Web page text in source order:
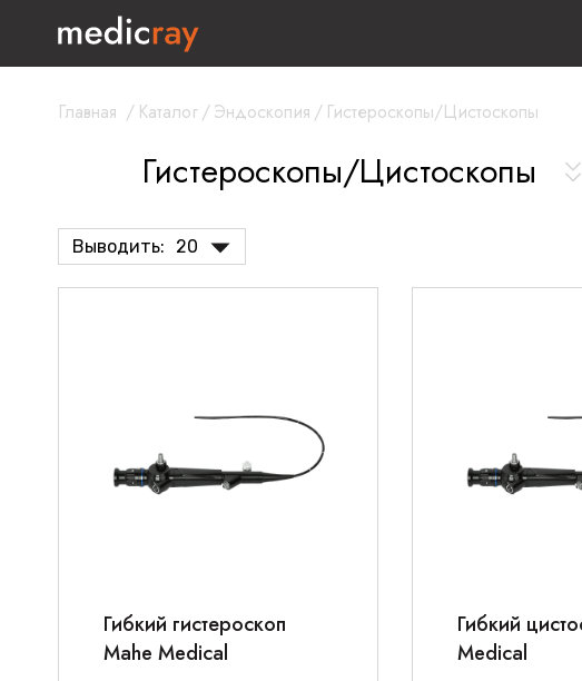
Главная / Каталог/Эндоскопия / Гистероскопы/Цистоскопы
Гистероскопы/Цистоскопы
Выводить: 20
Гибкий гистероскоп
Mahe Medical
Гибкий
Medical